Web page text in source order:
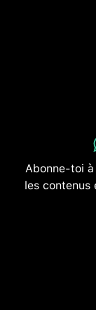
Abonne-toi
les